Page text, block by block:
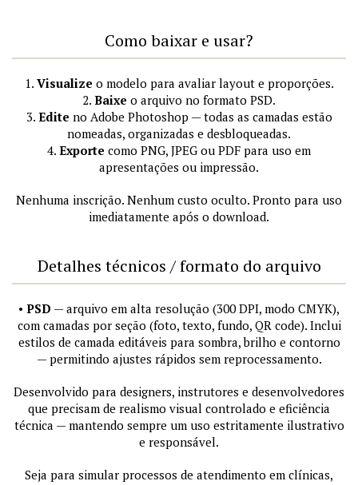
Como baixar e usar?
1. Visualize o modelo para avaliar layout e proporções.
2. Baixe o arquivo no formato PSD.
3. Edite no Adobe Photoshop — todas as camadas estão
nomeadas, organizadas e desbloqueadas.
4. Exporte como PNG, JPEG ou PDF para uso em
apresentações ou impressão.
Nenhuma inscrição. Nenhum custo oculto. Pronto para uso
imediatamente após o download.
Detalhes técnicos / formato do arquivo
• PSD — arquivo em alta resolução (300 DPI, modo CMYK),
com camadas por seção (foto, texto, fundo, QR code). Inclui
estilos de camada editáveis para sombra, brilho e contorno
— permitindo ajustes rápidos sem reprocessamento.
Desenvolvido para designers, instrutores e desenvolvedores
que precisam de realismo visual controlado e eficiência
técnica — mantendo sempre um uso estritamente ilustrativo
e responsável.
Seja para simular processos de atendimento em clínicas,